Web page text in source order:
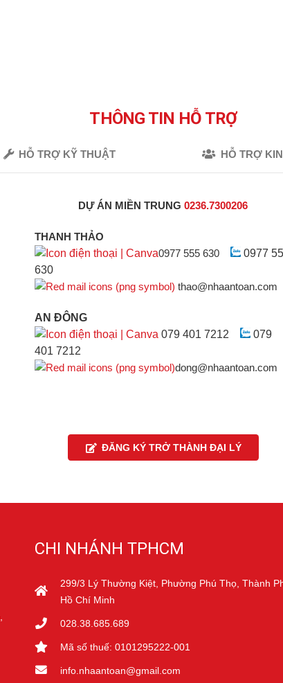
THÔNG TIN HỖ TRỢ
HỖ TRỢ KỸ THUẬT HỖ TRỢ
DỰ ÁN MIỀN TRUNG0236.7300206
THANH THẢO
0977 555 630
0977
630
thao@nhaantoan.com
AN ĐÔNG
079 401 7212
079
401 7212
dong@nhaantoan.com
ĐĂNG KÝ TRỞ THÀNH ĐẠI LÝ
CHI NHÁNH TPHCM
299/3 Lý Thường Kiệt, Phường Phú Thọ, Thành
Hồ Chí Minh
028.38.685.689
Mã số thuế: 0101295222-001
info.nhaantoan@gmail.com